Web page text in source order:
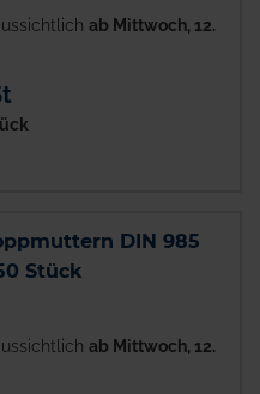
ab Mittwoch, 12.
DIN 985
Stück
ab Mittwoch, 12.